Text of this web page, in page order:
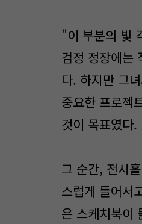
"이 부분의 빛
검정 정장에는
다. 하지만 그
중요한 프로젝
것이 목표였다.
그 순간, 전시
스럽게 들어서
은 스케치북이